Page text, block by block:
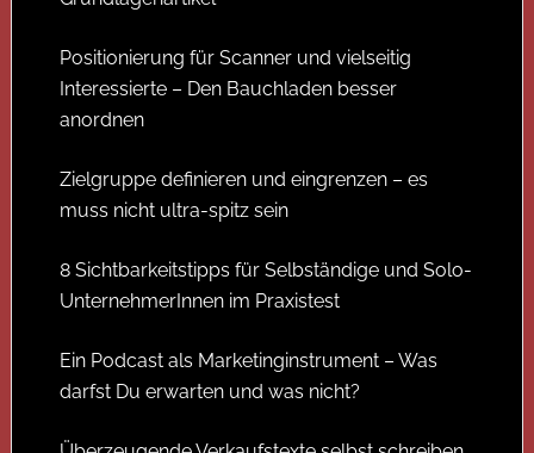
Positionierung für Scanner und vielseitig
Interessierte – Den Bauchladen besser
anordnen
Zielgruppe definieren und eingrenzen – es
muss nicht ultra-spitz sein
8 Sichtbarkeitstipps für Selbständige und Solo-
UnternehmerInnen im Praxistest
Ein Podcast als Marketinginstrument – Was
darfst Du erwarten und was nicht?